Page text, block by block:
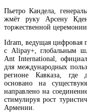
Оверчук: товарооборот
Пьетро Кандела,
жмёт руку Арсену
торжественной
Idram, ведущая цифровая
с Alipay+, глобальным
Ant International,
для международных
регионе Кавказа, где
основано на
направлено на
стимулируя рост
Армении.